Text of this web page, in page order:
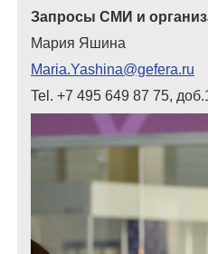
Запросы СМИ и
Мария Яшина
Maria.Yashina@gefera.ru
Tel. +7 495 649 87 75,